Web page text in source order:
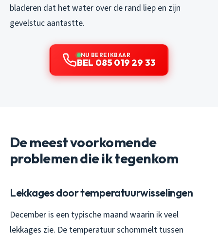
bladeren dat het water over de rand liep en zijn
gevelstuc aantastte.
NU BEREIKBAAR
BEL 085 019 29 33
De meest voorkomende
problemen die ik tegenkom
Lekkages door temperatuurwisselingen
December is een typische maand waarin ik veel
lekkages zie. De temperatuur schommelt tussen